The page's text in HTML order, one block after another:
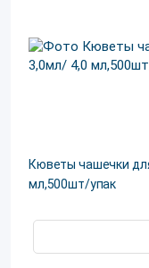
Кюветы чашечки
мл,500шт/упак